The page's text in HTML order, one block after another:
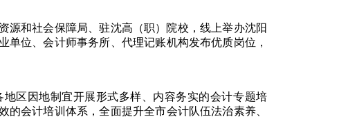
源和社会保障局、驻沈高（职）院校，线上举办沈阳
位、会计师事务所、代理记账机构发布优质岗位，
地区因地制宜开展形式多样、内容务实的会计专题培
会计培训体系，全面提升全市会计队伍法治素养、